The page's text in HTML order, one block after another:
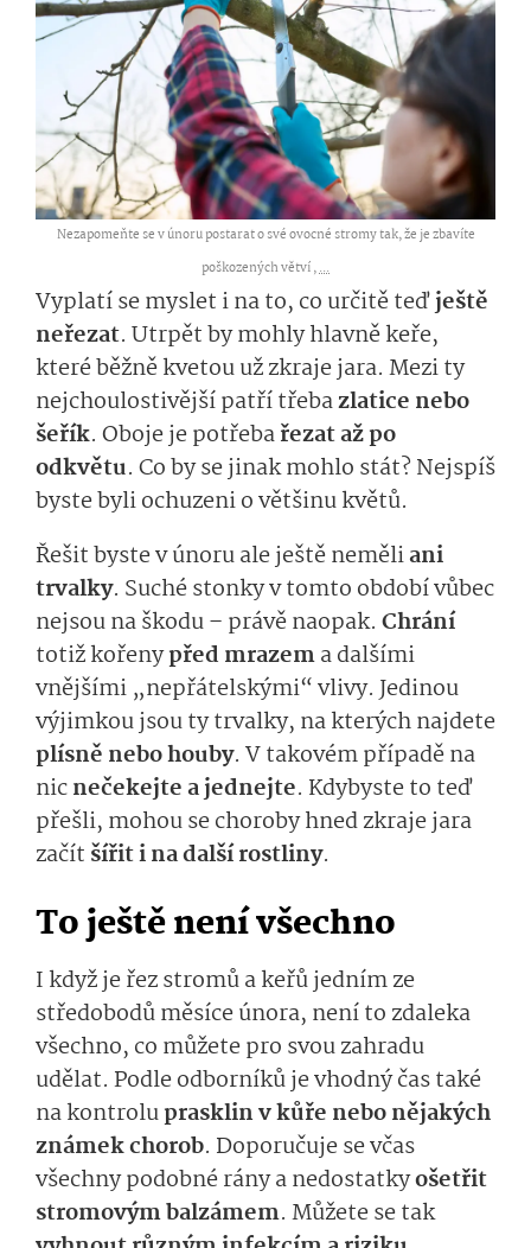
Nezapomeňte se v únoru postarat o své ovocné stromy tak, že je zbavíte
poškozených větví ,...
Vyplatí se myslet i na to, co určitě teďještě
neřezat. Utrpět by mohly hlavně keře,
které běžně kvetou už zkraje jara. Mezi ty
nejchoulostivější patří třebazlatice nebo
šeřík. Oboje je potřebařezat až po
odkvětu. Co by se jinak mohlo stát? Nejspíš
byste byli ochuzeni o většinu květů.
Řešit byste v únoru ale ještě neměliani
trvalky. Suché stonky v tomto období vůbec
nejsou na škodu – právě naopak. Chrání
totiž kořenypřed mrazema dalšími
vnějšími „nepřátelskými“ vlivy. Jedinou
výjimkou jsou ty trvalky, na kterých najdete
plísně nebo houby. V takovém případě na
nicnečekejte a jednejte. Kdybyste to teď
přešli, mohou se choroby hned zkraje jara
začít šířit i na další rostliny.
To ještě není všechno
I když je řez stromů a keřů jedním ze
středobodů měsíce února, není to zdaleka
všechno, co můžete pro svou zahradu
udělat. Podle odborníků je vhodný čas také
na kontroluprasklin v kůře nebo nějakých
známek chorob. Doporučuje se včas
všechny podobné rány a nedostatkyošetřit
stromovým balzámem. Můžete se tak